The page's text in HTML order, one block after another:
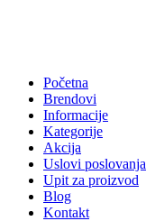
Početna
Brendovi
Informacije
Kategorije
Akcija
Uslovi poslovanja
Upit za proizvod
Blog
Kontakt